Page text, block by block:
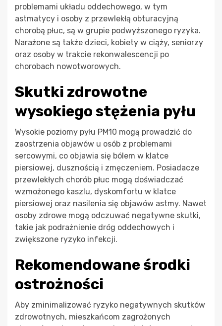
problemami układu oddechowego, w tym
astmatycy i osoby z przewlekłą obturacyjną
chorobą płuc, są w grupie podwyższonego ryzyka.
Narażone są także dzieci, kobiety w ciąży, seniorzy
oraz osoby w trakcie rekonwalescencji po
chorobach nowotworowych.
Skutki zdrowotne
wysokiego stężenia pyłu
Wysokie poziomy pyłu PM10 mogą prowadzić do
zaostrzenia objawów u osób z problemami
sercowymi, co objawia się bólem w klatce
piersiowej, dusznością i zmęczeniem. Posiadacze
przewlekłych chorób płuc mogą doświadczać
wzmożonego kaszlu, dyskomfortu w klatce
piersiowej oraz nasilenia się objawów astmy. Nawet
osoby zdrowe mogą odczuwać negatywne skutki,
takie jak podrażnienie dróg oddechowych i
zwiększone ryzyko infekcji.
Rekomendowane środki
ostrożności
Aby zminimalizować ryzyko negatywnych skutków
zdrowotnych, mieszkańcom zagrożonych